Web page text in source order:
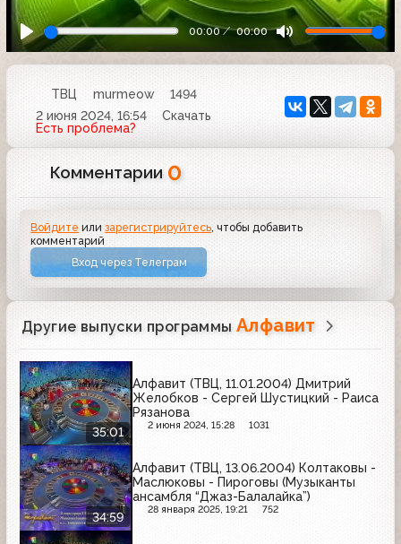
00:00 00:00
ТВЦ murmeow
1494
2 июня 2024, 16:54
Скачать
Есть проблема?
Комментарии 0
Войдите илизарегистрируйтесь, чтобы добавить
комментарий
Вход через Телеграм
Другие выпуски программы Алфавит
35:01
Алфавит (ТВЦ, 11.01.2004) Дмитрий
Желобков - Сергей Шустицкий - Раиса
Рязанова
2 июня 2024, 15:28 1031
34:59
Алфавит (ТВЦ, 13.06.2004) Колтаковы -
Маслюковы - Пироговы (Музыканты
ансамбля “Джаз-Балалайка”)
28 января 2025, 19:21 752